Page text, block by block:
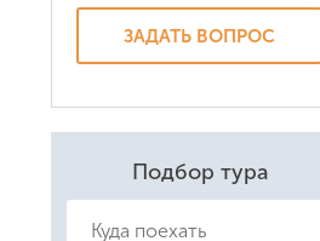
ЗАДАТЬ ВОПРОС
Подбор тура